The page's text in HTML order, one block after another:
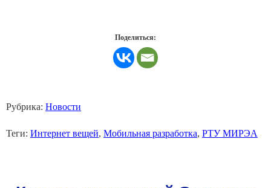
Поделиться:
Рубрика: Новости
Теги: Интернет вещей, Мобильная разработка, РТУ МИРЭА